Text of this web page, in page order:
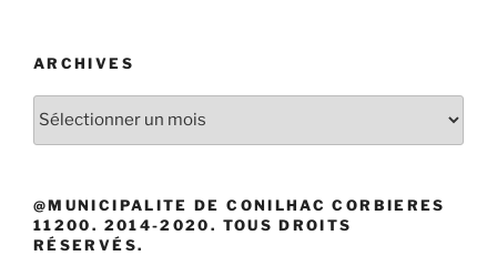
ARCHIVES
Archives
@MUNICIPALITE DE CONILHAC CORBIERES
11200. 2014-2020. TOUS DROITS
RÉSERVÉS.